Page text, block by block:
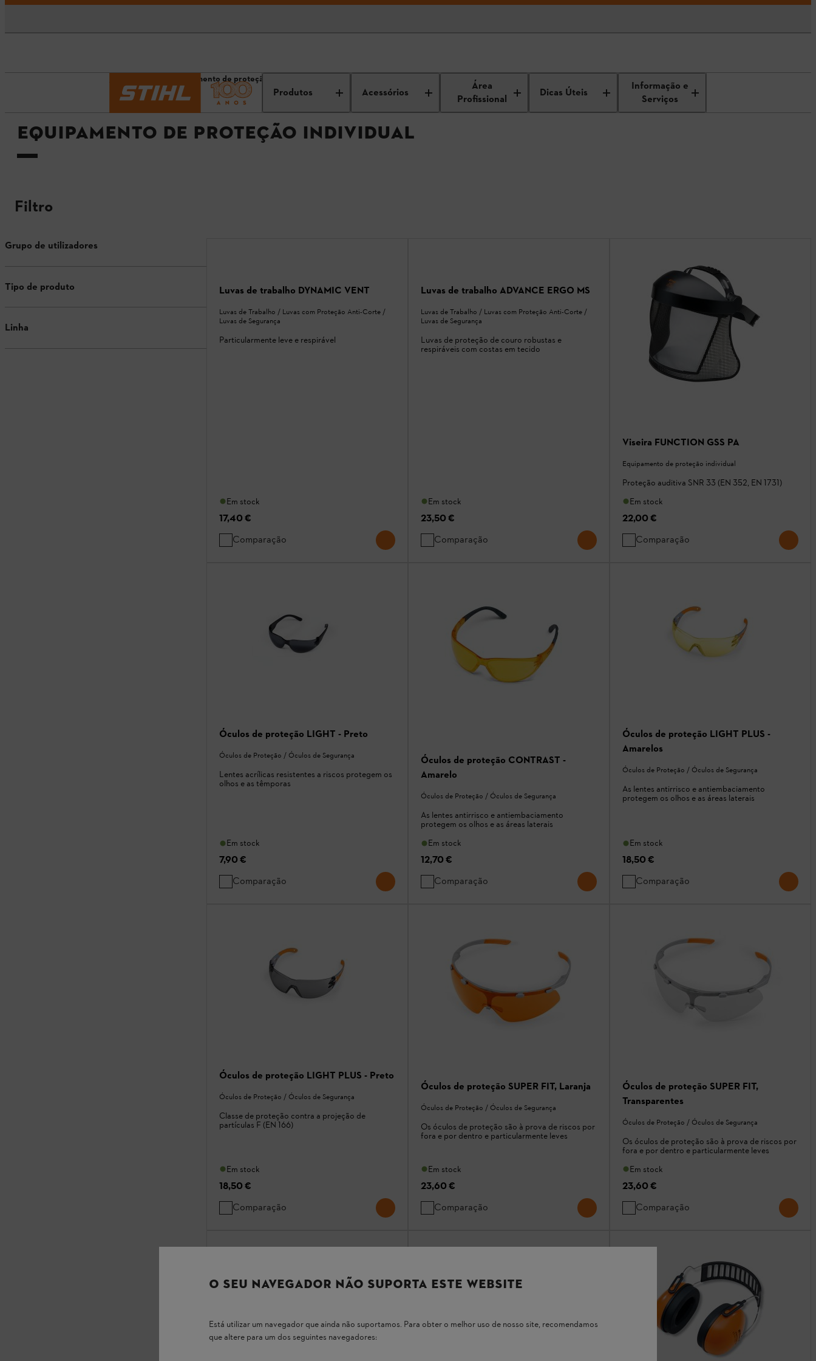
Produtos Acessórios
Área
Profissional
Dicas Úteis
Informação e
Serviços
Equipamento de proteção individual
EQUIPAMENTO DE PROTEÇÃO INDIVIDUAL
Filtro
Grupo de utilizadores
Tipo de produto
Linha
Luvas de trabalho DYNAMIC VENT
Luvas de Trabalho / Luvas com Proteção Anti-Corte /
Luvas de Segurança
Particularmente leve e respirável
Em stock
17,40 €
Comparação
Luvas de trabalho ADVANCE ERGO MS
Luvas de Trabalho / Luvas com Proteção Anti-Corte /
Luvas de Segurança
Luvas de proteção de couro robustas e
respiráveis com costas em tecido
Em stock
23,50 €
Comparação
Viseira FUNCTION GSS PA
Equipamento de proteção individual
Proteção auditiva SNR 33 (EN 352, EN 1731)
Em stock
22,00 €
Comparação
Óculos de proteção LIGHT - Preto
Óculos de Proteção / Óculos de Segurança
Lentes acrílicas resistentes a riscos protegem os
olhos e as têmporas
Em stock
7,90 €
Comparação
Óculos de proteção CONTRAST -
Amarelo
Óculos de Proteção / Óculos de Segurança
As lentes antirrisco e antiembaciamento
protegem os olhos e as áreas laterais
Em stock
12,70 €
Comparação
Óculos de proteção LIGHT PLUS -
Amarelos
Óculos de Proteção / Óculos de Segurança
As lentes antirrisco e antiembaciamento
protegem os olhos e as áreas laterais
Em stock
18,50 €
Comparação
Óculos de proteção LIGHT PLUS - Preto
Óculos de Proteção / Óculos de Segurança
Classe de proteção contra a projeção de
partículas F (EN 166)
Em stock
18,50 €
Comparação
Óculos de proteção SUPER FIT, Laranja
Óculos de Proteção / Óculos de Segurança
Os óculos de proteção são à prova de riscos por
fora e por dentro e particularmente leves
Em stock
23,60 €
Comparação
Óculos de proteção SUPER FIT,
Transparentes
Óculos de Proteção / Óculos de Segurança
Os óculos de proteção são à prova de riscos por
fora e por dentro e particularmente leves
Em stock
23,60 €
Comparação
O SEU NAVEGADOR NÃO SUPORTA ESTE WEBSITE
Está utilizar um navegador que ainda não suportamos. Para obter o melhor uso de nosso site, recomendamos
que altere para um dos seguintes navegadores: